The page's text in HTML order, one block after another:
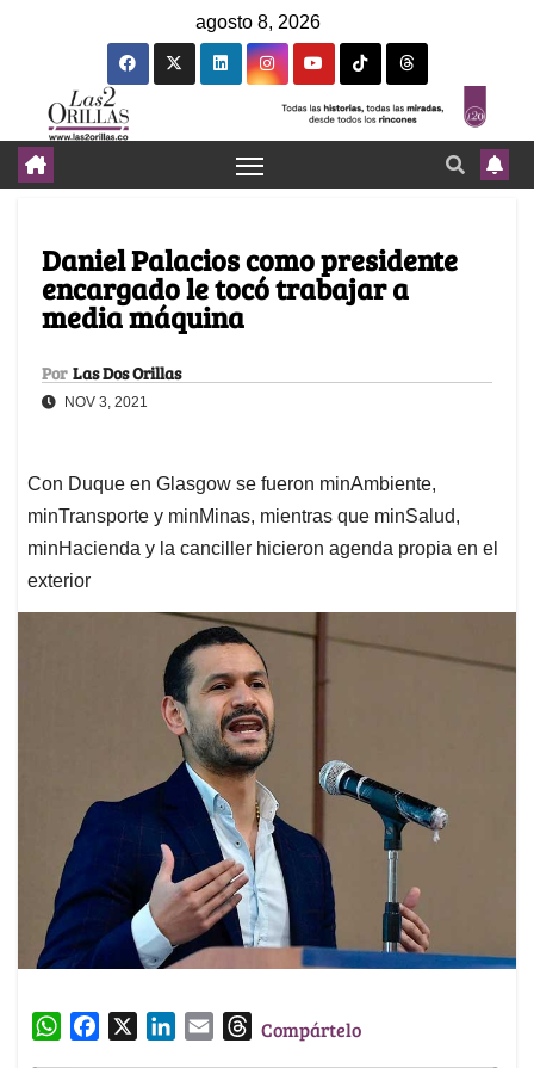
agosto 8, 2026
Daniel Palacios como presidente
encargado le tocó trabajar a
media máquina
Por Las Dos Orillas
NOV 3, 2021
Con Duque en Glasgow se fueron minAmbiente,
minTransporte y minMinas, mientras que minSalud,
minHacienda y la canciller hicieron agenda propia en el
exterior
W
TCompártelo